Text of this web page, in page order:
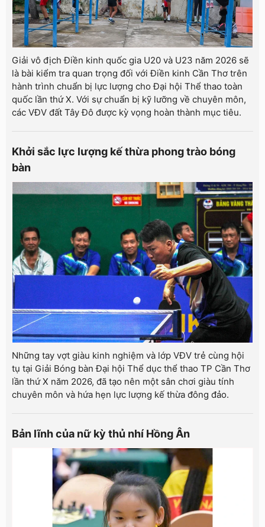
Giải vô địch Điền kinh quốc gia U20 và U23 năm 2026 sẽ
là bài kiểm tra quan trọng đối với Điền kinh Cần Thơ trên
hành trình chuẩn bị lực lượng cho Đại hội Thể thao toàn
quốc lần thứ X. Với sự chuẩn bị kỹ lưỡng về chuyên môn,
các VĐV đất Tây Đô được kỳ vọng hoàn thành mục tiêu.
Khởi sắc lực lượng kế thừa phong trào bóng
bàn
Những tay vợt giàu kinh nghiệm và lớp VĐV trẻ cùng hội
tụ tại Giải Bóng bàn Đại hội Thể dục thể thao TP Cần Thơ
lần thứ X năm 2026, đã tạo nên một sân chơi giàu tính
chuyên môn và hứa hẹn lực lượng kế thừa đông đảo.
Bản lĩnh của nữ kỳ thủ nhí Hồng Ân